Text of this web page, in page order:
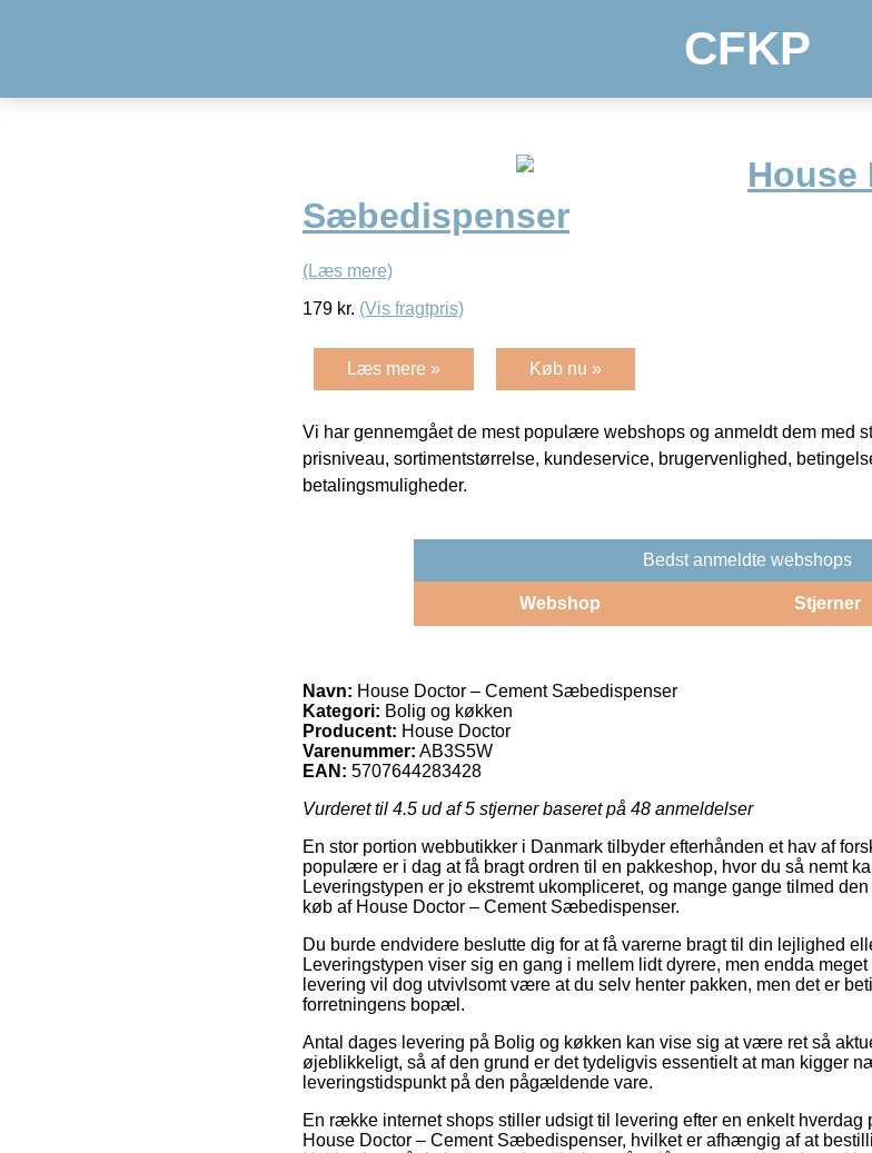
CFKP
House
Sæbedispenser
(Læs mere)
179 kr. (Vis fragtpris)
Læs mere » Køb nu »
Vi har gennemgået de mest populære webshops og anmeldt dem med
prisniveau, sortimentstørrelse, kundeservice, brugervenlighed,
betalingsmuligheder.
Bedst anmeldte webshops
Webshop Stjerner
Navn: House Doctor – Cement Sæbedispenser
Kategori: Bolig og køkken
Producent: House Doctor
Varenummer: AB3S5W
EAN: 5707644283428
Vurderet til 4.5 ud af 5 stjerner baseret på 48 anmeldelser
En stor portion webbutikker i Danmark tilbyder efterhånden et hav af
populære er i dag at få bragt ordren til en pakkeshop, hvor du så nemt
Leveringstypen er jo ekstremt ukompliceret, og mange gange tilmed
køb af House Doctor – Cement Sæbedispenser.
Du burde endvidere beslutte dig for at få varerne bragt til din lejlighed
Leveringstypen viser sig en gang i mellem lidt dyrere, men endda
levering vil dog utvivlsomt være at du selv henter pakken, men det er
forretningens bopæl.
Antal dages levering på Bolig og køkken kan vise sig at være ret så
øjeblikkeligt, så af den grund er det tydeligvis essentielt at man kigger
leveringstidspunkt på den pågældende vare.
En række internet shops stiller udsigt til levering efter en enkelt hverdag
House Doctor – Cement Sæbedispenser, hvilket er afhængig af at